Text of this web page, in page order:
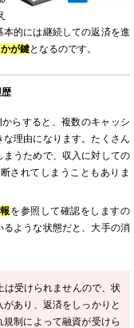
的には継続しての返済を進
が鍵となるのです。
らすると、複数のキャッシ
理由になります。たくさん
まうためで、収入に対しての
されてしまうこともありま
を参照して確認をしますの
るような状態だと、大手の消
受けられませんので、状
あり、返済をしっかりと
制によって融資が受けら